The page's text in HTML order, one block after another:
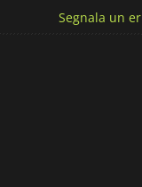
Segnala un